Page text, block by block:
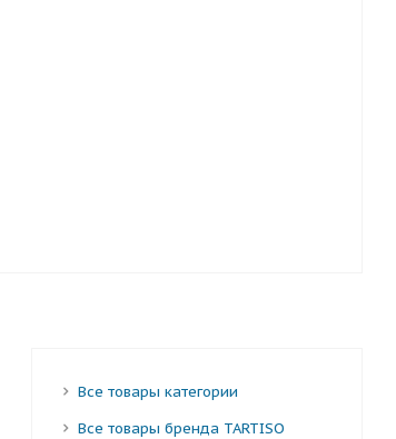
Все товары категории
Все товары бренда TARTISO